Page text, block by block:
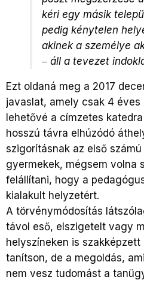
kéri egy másik
pedig kénytelen
akinek a személye
‒ áll a tevezet
Ezt oldaná meg a 2017
javaslat, amely csak 4 éves
lehetővé a címzetes
hosszú távra elhúzódó
szigorításnak az első
gyermekek, mégsem volna
felállítani, hogy a
kialakult helyzetért.
A törvénymódosítás
távol eső, elszigetelt vagy
helyszíneken is
tanítson, de a megoldás,
nem vesz tudomást a